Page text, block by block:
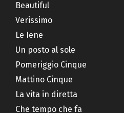
Beautiful
Verissimo
Le Iene
Un posto al sole
Pomeriggio Cinque
Mattino Cinque
La vita in diretta
Che tempo che fa